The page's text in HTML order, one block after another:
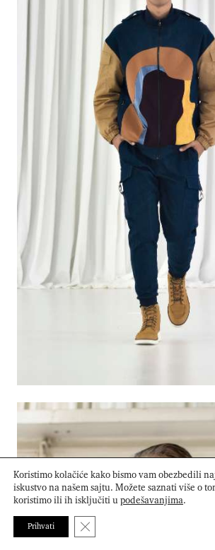
Koristimo kolačiće kako bismo vam obezbedili
iskustvo na našem sajtu. Možete saznati više o
koristimo ili ih isključiti upodešavanjima.
Prihvati Close GDPR Cookie Banner